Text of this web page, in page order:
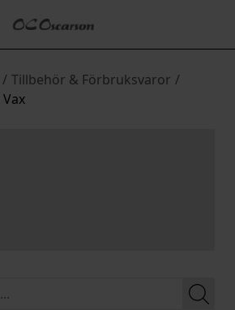
/ Tillbehör & Förbruksvaror /
Vax